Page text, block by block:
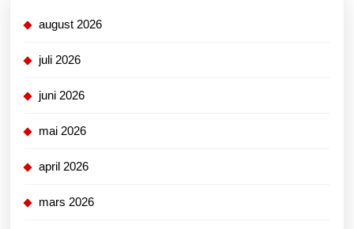
august 2026
juli 2026
juni 2026
mai 2026
april 2026
mars 2026